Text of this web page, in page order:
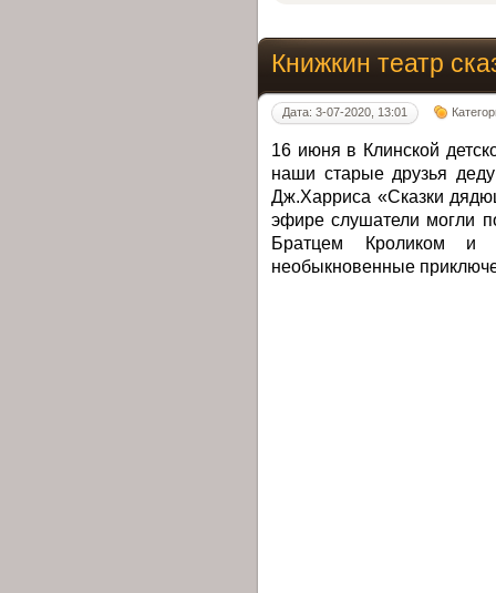
Книжкин театр
Дата: 3-07-2020, 13:01
16 июня в Клинской
наши старые друзья
Дж.Харриса «Сказки
эфире слушатели могли
Братцем Кроликом
необыкновенные